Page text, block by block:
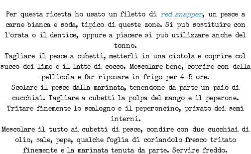
Per questa ricetta ho usato un filetto di red snapper, un pesce a
carne bianca e soda, tipico di queste zone. Si può sostituire con
l'orata o il dentice, oppure a piacere si può utilizzare anche del
tonno.
Tagliare il pesce a cubetti, metterli in una ciotola e coprire col
succo dei lime e il latte di cocco. Mescolare bene, coprire con della
pellicola e far riposare in frigo per 4-5 ore.
Scolare il pesce dalla marinata, tenendone da parte un paio di
cucchiai. Tagliare a cubetti la polpa del mango e il peperone.
Tritare finemente lo scalogno e il peperoncino, privato dei semi
interni.
Mescolare il tutto ai cubetti di pesce, condire con due cucchiai di
olio, sale, pepe, qualche foglia di coriandolo fresco tritato
finemente e la marinata tenuta da parte. Servire freddo.